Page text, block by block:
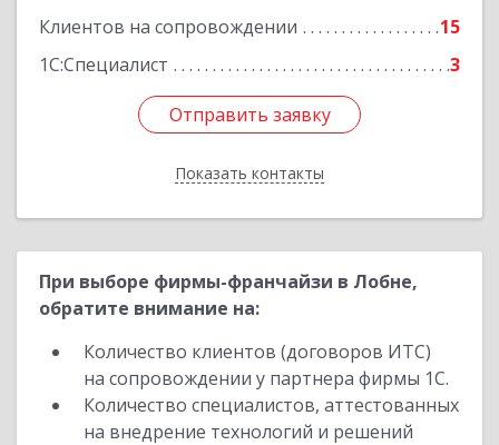
Клиентов на сопровождении
15
1С:Специалист
3
Отправить заявку
Показать контакты
Подробнее
Отправить заявку
Назад
При выборе фирмы-франчайзи в Лобне,
обратите внимание на:
Количество клиентов (договоров ИТС)
на сопровождении у партнера фирмы 1С.
Количество специалистов, аттестованных
на внедрение технологий и решений